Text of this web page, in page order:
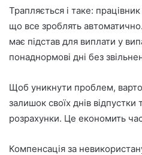
Трапляється і таке:
що все зроблять
має підстав для виплати у
понаднормові дні без
Щоб уникнути проблем,
залишок своїх днів
розрахунки. Це економить
Компенсація за